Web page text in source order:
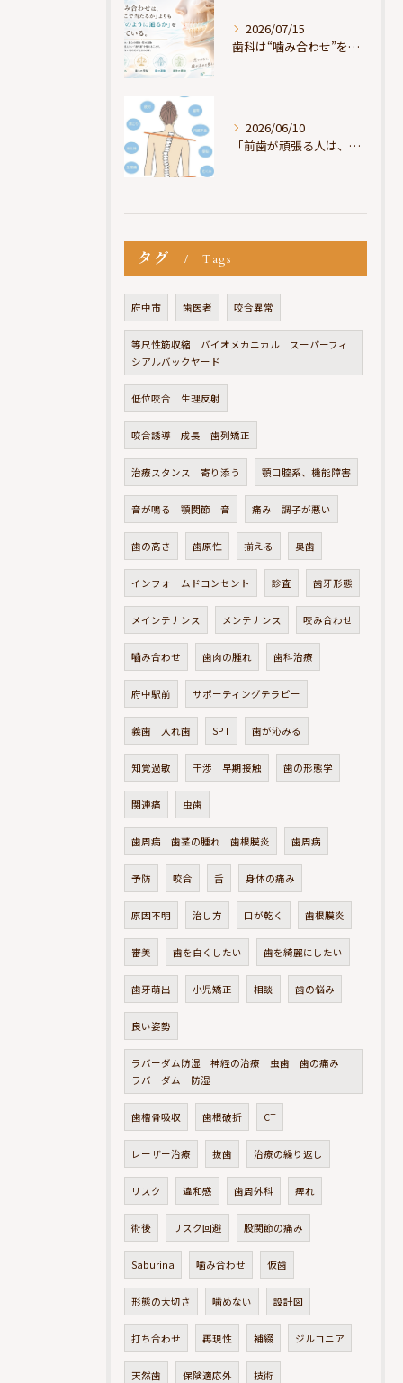
2026/07/15
歯科は“噛み合わせ”を見ているが、身体は“通り道”を見ている
2026/06/10
「前歯が頑張る人は、だいたい疲れている」
タグ Tags
府中市 歯医者 咬合異常
等尺性筋収縮 バイオメカニカル スーパーフィ
シアルバックヤード
低位咬合 生理反射
咬合誘導 成長 歯列矯正
治療スタンス 寄り添う 顎口腔系、機能障害
音が鳴る 顎関節 音 痛み 調子が悪い
歯の高さ 歯原性 揃える 奥歯
インフォームドコンセント 診査 歯牙形態
メインテナンス メンテナンス 咬み合わせ
嚙み合わせ 歯肉の腫れ 歯科治療
府中駅前 サポーティングテラピー
義歯 入れ歯 SPT 歯が沁みる
知覚過敏 干渉 早期接触 歯の形態学
関連痛 虫歯
歯周病 歯茎の腫れ 歯根膜炎 歯周病
予防 咬合 舌 身体の痛み
原因不明 治し方 口が乾く 歯根膜炎
審美 歯を白くしたい 歯を綺麗にしたい
歯牙萌出 小児矯正 相談 歯の悩み
良い姿勢
ラバーダム防湿 神経の治療 虫歯 歯の痛み
ラバーダム 防湿
歯槽骨吸収 歯根破折 CT
レーザー治療 抜歯 治療の繰り返し
リスク 違和感 歯周外科 痺れ
術後 リスク回避 股関節の痛み
Saburina 噛み合わせ 仮歯
形態の大切さ 噛めない 設計図
打ち合わせ 再現性 補綴 ジルコニア
天然歯 保険適応外 技術